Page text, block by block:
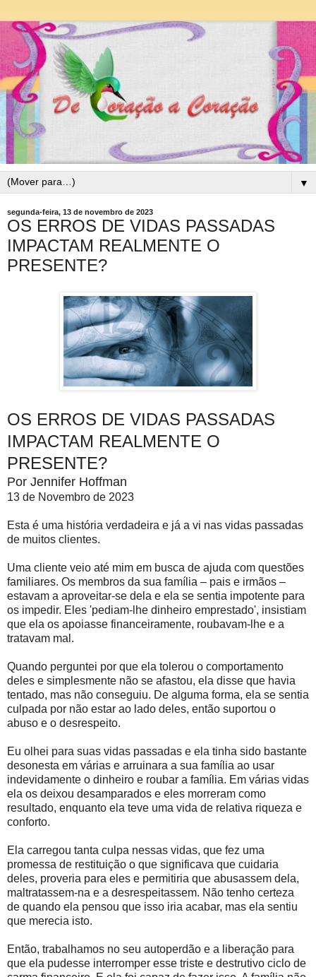
▼
segunda-feira, 13 de novembro de 2023
OS ERROS DE VIDAS PASSADAS
IMPACTAM REALMENTE O
PRESENTE?
OS ERROS DE VIDAS PASSADAS
IMPACTAM REALMENTE O
PRESENTE?
Por Jennifer Hoffman
13 de Novembro de 2023
Esta é uma história verdadeira e já a vi nas vidas passadas
de muitos clientes.
Uma cliente veio até mim em busca de ajuda com questões
familiares. Os membros da sua família – pais e irmãos –
estavam a aproveitar-se dela e ela se sentia impotente para
os impedir. Eles 'pediam-lhe dinheiro emprestado', insistiam
que ela os apoiasse financeiramente, roubavam-lhe e a
tratavam mal.
Quando perguntei por que ela tolerou o comportamento
deles e simplesmente não se afastou, ela disse que havia
tentado, mas não conseguiu. De alguma forma, ela se sentia
culpada por não estar ao lado deles, então suportou o
abuso e o desrespeito.
Eu olhei para suas vidas passadas e ela tinha sido bastante
desonesta em várias e arruinara a sua família ao usar
indevidamente o dinheiro e roubar a família. Em várias vidas
ela os deixou desamparados e eles morreram como
resultado, enquanto ela teve uma vida de relativa riqueza e
conforto.
Ela carregou tanta culpa nessas vidas, que fez uma
promessa de restituição o que significava que cuidaria
deles, proveria para eles e permitiria que abusassem dela,
maltratassem-na e a desrespeitassem. Não tenho certeza
de quando ela pensou que isso iria acabar, mas ela sentiu
que merecia isto.
Então, trabalhamos no seu autoperdão e a liberação para
que ela pudesse interromper esse triste e destrutivo ciclo de